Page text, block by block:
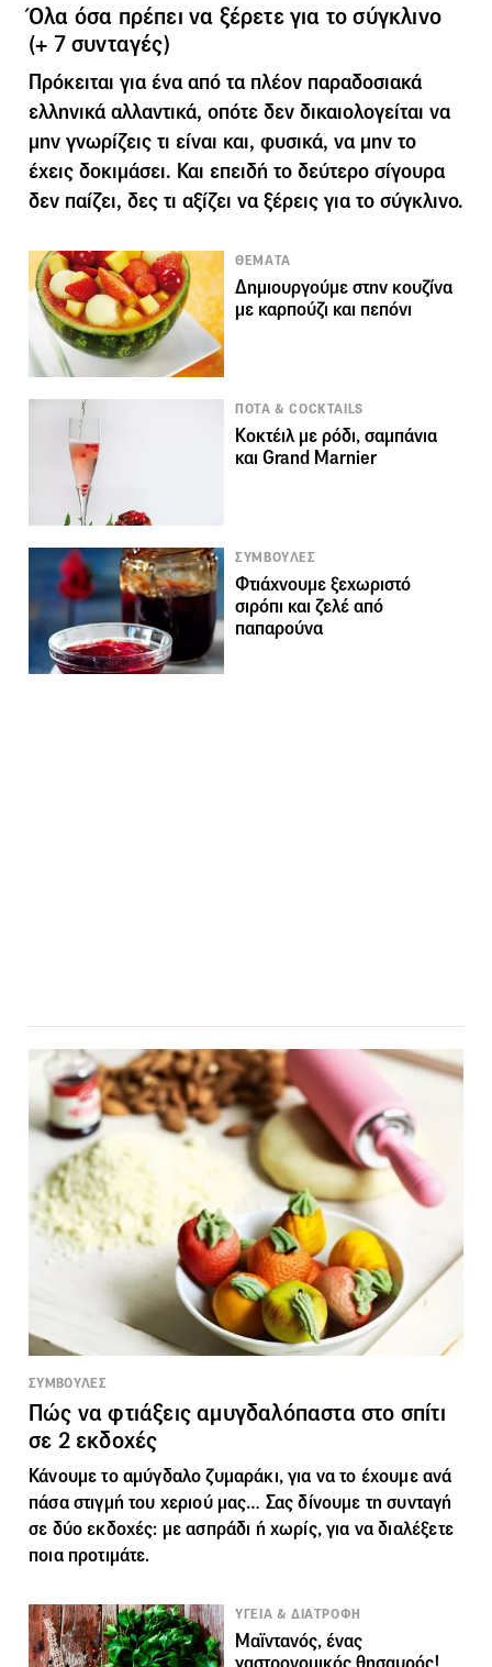
Όλα όσα πρέπει να ξέρετε για το σύγκλινο
(+ 7 συνταγές)
Πρόκειται για ένα από τα πλέον παραδοσιακά
ελληνικά αλλαντικά, οπότε δεν δικαιολογείται να
μην γνωρίζεις τι είναι και, φυσικά, να μην το
έχεις δοκιμάσει. Και επειδή το δεύτερο σίγουρα
δεν παίζει, δες τι αξίζει να ξέρεις για το σύγκλινο.
ΘΕΜΑΤΑ
Δημιουργούμε στην κουζίνα
με καρπούζι και πεπόνι
ΠΟΤΑ & COCKTAILS
Κοκτέιλ με ρόδι, σαμπάνια
και Grand Marnier
ΣΥΜΒΟΥΛΕΣ
Φτιάχνουμε ξεχωριστό
σιρόπι και ζελέ από
παπαρούνα
ΣΥΜΒΟΥΛΕΣ
Πώς να φτιάξεις αμυγδαλόπαστα στο σπίτι
σε 2 εκδοχές
Κάνουμε το αμύγδαλο ζυμαράκι, για να το έχουμε ανά
πάσα στιγμή του χεριού μας… Σας δίνουμε τη συνταγή
σε δύο εκδοχές: με ασπράδι ή χωρίς, για να διαλέξετε
ποια προτιμάτε.
ΥΓΕΙΑ & ΔΙΑΤΡΟΦΗ
Μαϊντανός, ένας